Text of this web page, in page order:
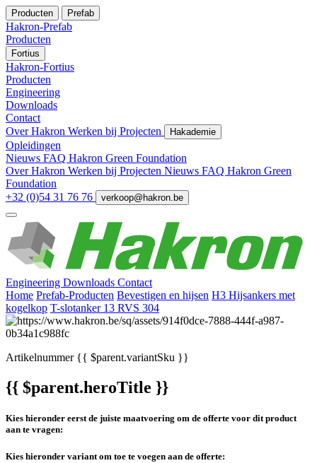
Producten Prefab
Hakron-Prefab
Producten
Fortius
Hakron-Fortius
Producten
Engineering
Downloads
Contact
Over Hakron Werken bij Projecten Hakademie
Opleidingen
Nieuws FAQ Hakron Green Foundation
Over Hakron Werken bij Projecten Nieuws FAQ Hakron Green
Foundation
+32 (0)54 31 76 76
verkoop@hakron.be
Engineering Downloads Contact
Home Prefab-Producten Bevestigen en hijsen H3 Hijsankers met
kogelkop T-slotanker 13 RVS 304
Artikelnummer{{ $parent.variantSku }}
{{ $parent.heroTitle }}
Kies hieronder eerst de juiste maatvoering om de offerte voor dit product
aan te vragen:
Kies hieronder variant om toe te voegen aan de offerte: